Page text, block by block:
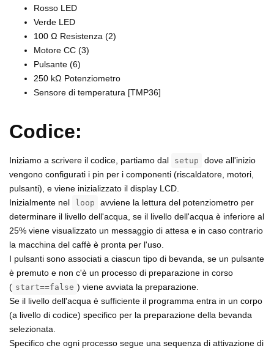
Rosso LED
Verde LED
100 Ω Resistenza (2)
Motore CC (3)
Pulsante (6)
250 kΩ Potenziometro
Sensore di temperatura [TMP36]
Codice:
Iniziamo a scrivere il codice, partiamo dal setup
dove all'inizio
vengono configurati i pin per i componenti (riscaldatore, motori,
pulsanti), e viene inizializzato il display LCD.
Inizialmente nel
loop
avviene la lettura del potenziometro per
determinare il livello dell'acqua, se il livello dell'acqua è inferiore al
25% viene visualizzato un messaggio di attesa e in caso contrario
la macchina del caffè è pronta per l'uso.
I pulsanti sono associati a ciascun tipo di bevanda, se un pulsante
è premuto e non c'è un processo di preparazione in corso
( start==false ) viene avviata la preparazione.
Se il livello dell'acqua è sufficiente il programma entra in un corpo
(a livello di codice) specifico per la preparazione della bevanda
selezionata.
Specifico che ogni processo segue una sequenza di attivazione di